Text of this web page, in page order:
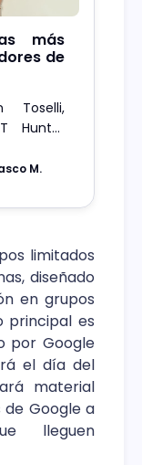
más
de
Toselli,
Hunter
M.
limitados
diseñado
en grupos
principal es
por Google
el día del
material
Google a
lleguen